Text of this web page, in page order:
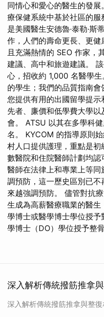
同情心和愛心的醫生的發
療保健系統中基於社區的
是美國醫生安德魯·泰勒·
作，人們的壽命更長、更
且充滿熱情的 SEO 作家，
建議、高中和旅遊建議。
心，招收約 1,000 名醫學
的學生；我們的品質指南
您提供有用的出國留學提
先者、廉價和低學費大學
會。 ATSU 以其在多學科
名。 KYCOM 的指導原則
村人口提供護理，重點是
數醫院和住院醫師計劃均
醫師在法律上和專業上等
調預防，這一歷史區別已
來越強調預防。 儘管對抗
生成為高薪醫療職業的醫
學博士或醫學博士學位授
學博士（DO）學位授予整
深入解析傳統撥筋推拿
深入解析傳統撥筋推拿與整